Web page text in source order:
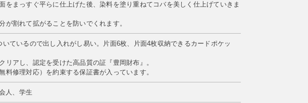
まっすぐ平らに仕上げた後、染料を塗り重ねてコバを美しく仕上げていきま
割れて拡がることを防いでくれます。
ているので出し入れがし易い。片面6枚、片面4枚収納できるカードポケッ
アし、認定を受けた高品質の証『豊岡財布』。
料修理対応）を約束する保証書が入っています。
人、学生